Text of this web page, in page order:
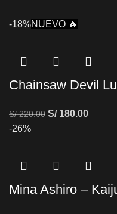
-18%NUEVO 🔥
Chainsaw Devil
S/220.00 S/180.00
-26%
Mina Ashiro –